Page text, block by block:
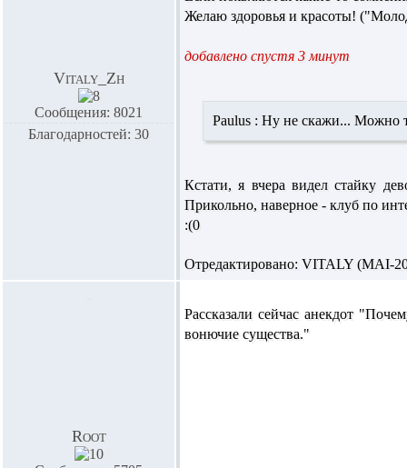
Vitaly_Zh
Сообщения: 8021
Благодарностей: 30
Желаю здоровья и красоты!
добавлено спустя 3 минут
Paulus : Ну не скажи... Можно
Кстати, я вчера видел стайку
Прикольно, наверное - клуб по
:(0
Отредактировано: VITALY (MAI-
Root
Рассказали сейчас анекдот
вонючие существа."